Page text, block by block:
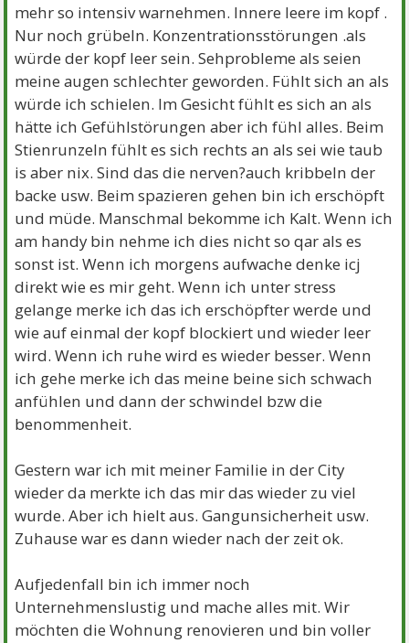
mehr so intensiv warnehmen. Innere leere im kopf .
Nur noch grübeln. Konzentrationsstörungen .als
würde der kopf leer sein. Sehprobleme als seien
meine augen schlechter geworden. Fühlt sich an als
würde ich schielen. Im Gesicht fühlt es sich an als
hätte ich Gefühlstörungen aber ich fühl alles. Beim
Stienrunzeln fühlt es sich rechts an als sei wie taub
is aber nix. Sind das die nerven?auch kribbeln der
backe usw. Beim spazieren gehen bin ich erschöpft
und müde. Manschmal bekomme ich Kalt. Wenn ich
am handy bin nehme ich dies nicht so qar als es
sonst ist. Wenn ich morgens aufwache denke icj
direkt wie es mir geht. Wenn ich unter stress
gelange merke ich das ich erschöpfter werde und
wie auf einmal der kopf blockiert und wieder leer
wird. Wenn ich ruhe wird es wieder besser. Wenn
ich gehe merke ich das meine beine sich schwach
anfühlen und dann der schwindel bzw die
benommenheit.
Gestern war ich mit meiner Familie in der City
wieder da merkte ich das mir das wieder zu viel
wurde. Aber ich hielt aus. Gangunsicherheit usw.
Zuhause war es dann wieder nach der zeit ok.
Aufjedenfall bin ich immer noch
Unternehmenslustig und mache alles mit. Wir
möchten die Wohnung renovieren und bin voller